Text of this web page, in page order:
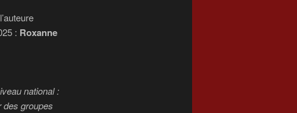
: Roxanne
national :
groupes